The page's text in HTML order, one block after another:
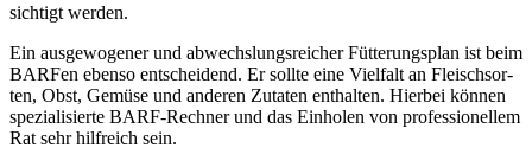
sich­tigt wer­den.
Ein aus­ge­wo­ge­ner und abwechs­lungs­rei­cher Füt­te­rungs­plan ist beim
BAR­Fen eben­so ent­schei­dend. Er soll­te eine Viel­falt an Fleisch­sor­
ten, Obst, Gemü­se und ande­ren Zuta­ten ent­hal­ten. Hier­bei kön­nen
spe­zia­li­sier­te BARF-Rech­ner und das Ein­ho­len von pro­fes­sio­nel­lem
Rat sehr hilf­reich sein.